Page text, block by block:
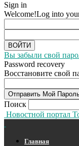
Sign in
Welcome!Log into
Вы забыли свой
Password recovery
Восстановите свой
Поиск
Новостной портал
Главная